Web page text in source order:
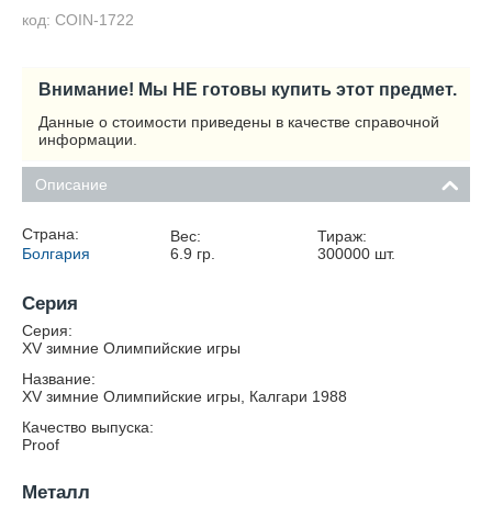
код: COIN-1722
Внимание! Мы НЕ готовы купить этот предмет.
Данные о стоимости приведены в качестве справочной
информации.
Описание
Страна:
Болгария
Вес:
6.9 гр.
Тираж:
300000 шт.
Серия
Серия:
XV зимние Олимпийские игры
Название:
XV зимние Олимпийские игры, Калгари 1988
Качество выпуска:
Proof
Металл